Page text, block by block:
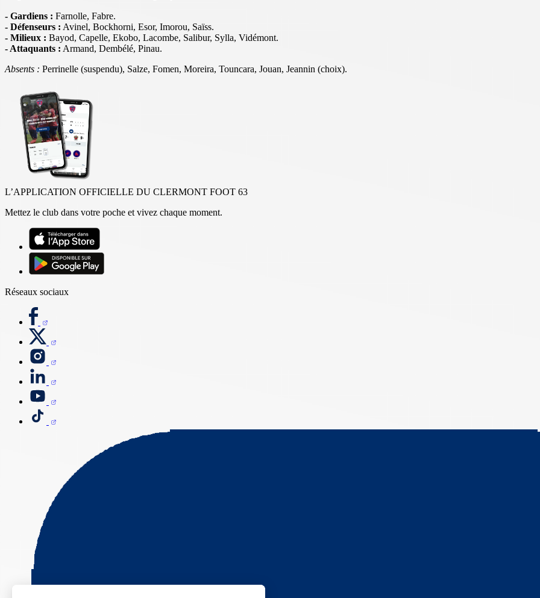
- Gardiens : Farnolle, Fabre.
- Défenseurs : Avinel, Bockhorni, Esor, Imorou, Saïss.
- Milieux : Bayod, Capelle, Ekobo, Lacombe, Salibur, Sylla, Vidémont.
- Attaquants : Armand, Dembélé, Pinau.
Absents : Perrinelle (suspendu), Salze, Fomen, Moreira, Touncara, Jouan, Jeannin (choix).
L’APPLICATION OFFICIELLE DU CLERMONT FOOT 63
Mettez le club dans votre poche et vivez chaque moment.
Réseaux sociaux